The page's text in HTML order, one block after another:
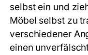
selbst ein und
Möbel selbst zu
verschiedener
einen